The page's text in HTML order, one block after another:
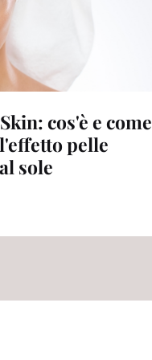
cos'è e come
pelle
sole